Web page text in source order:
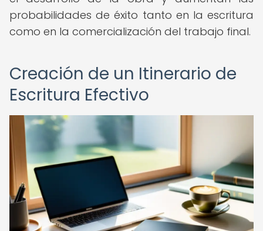
probabilidades de éxito tanto en la escritura
como en la comercialización del trabajo final.
Creación de un Itinerario de
Escritura Efectivo